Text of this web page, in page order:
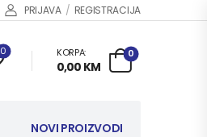
PRIJAVA / REGISTRACIJA
0 KORPA:
0,00 KM
0
NOVI PROIZVODI